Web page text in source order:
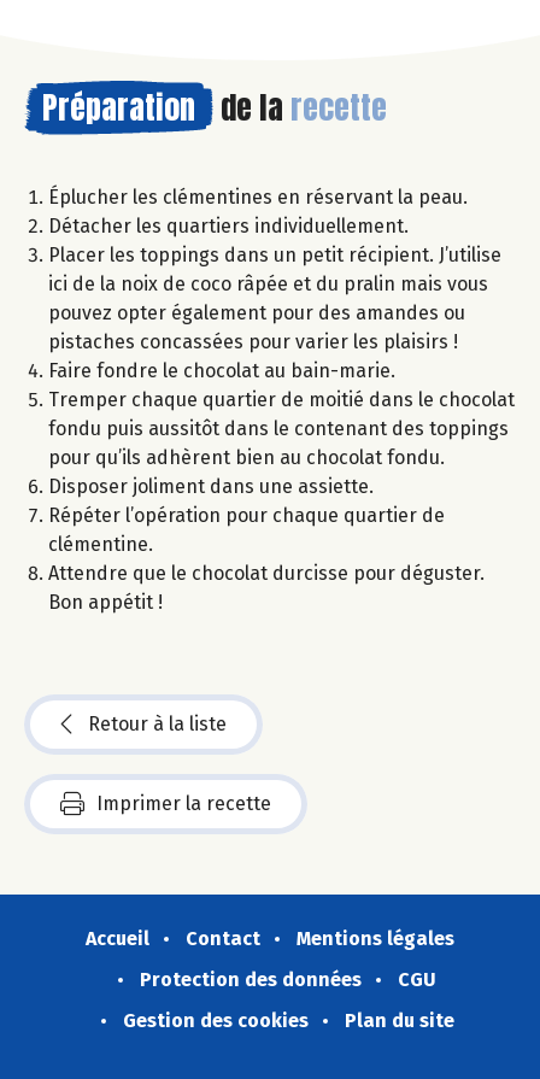
Préparation de la recette
Éplucher les clémentines en réservant la peau.
Détacher les quartiers individuellement.
Placer les toppings dans un petit récipient. J’utilise
ici de la noix de coco râpée et du pralin mais vous
pouvez opter également pour des amandes ou
pistaches concassées pour varier les plaisirs !
Faire fondre le chocolat au bain-marie.
Tremper chaque quartier de moitié dans le chocolat
fondu puis aussitôt dans le contenant des toppings
pour qu’ils adhèrent bien au chocolat fondu.
Disposer joliment dans une assiette.
Répéter l’opération pour chaque quartier de
clémentine.
Attendre que le chocolat durcisse pour déguster.
Bon appétit !
Retour à la liste
Imprimer la recette
Accueil Contact
Mentions légales
Protection des données
CGU
Gestion des cookies
Plan du site